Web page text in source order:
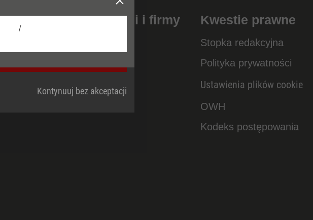
Kontynuuj bez akceptacji
/
Sprzedawcy detaliczni i firmy Kwestie prawne
Stopka redakcyjna
Polityka prywatności
Ustawienia plików cookie
OWH
Kodeks postępowania